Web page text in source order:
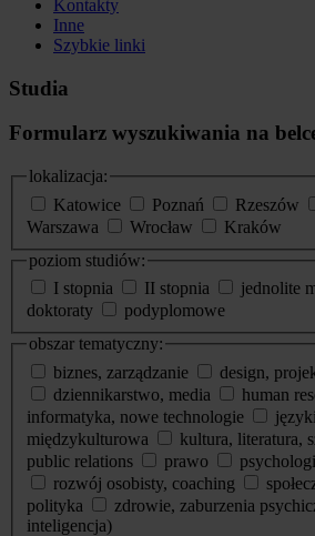
Kontakty
Inne
Szybkie linki
Studia
Formularz wyszukiwania na
lokalizacja:
Katowice
Poznań Rzeszów
Warszawa
Wrocław
Kraków
poziom studiów:
I stopnia
II stopnia
jednolite
doktoraty
podyplomowe
obszar tematyczny:
biznes, zarządzanie
design,
dziennikarstwo, media
human
informatyka, nowe technologie
międzykulturowa
kultura, literatura,
public relations
prawo
rozwój osobisty, coaching
polityka
zdrowie, zaburzenia
inteligencja)